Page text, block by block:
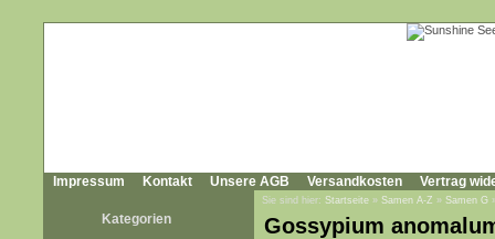
Impressum Kontakt Unsere AGB Versandkosten Vertrag
Kategorien
Sie sind hier: Startseite » Samen A-Z » Samen G
Gossypium